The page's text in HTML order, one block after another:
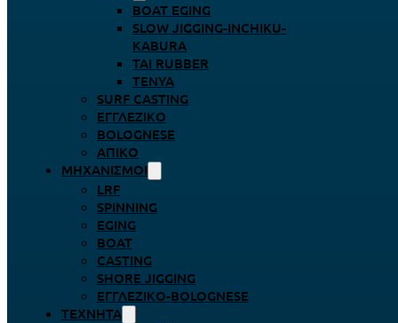
BOAT EGING
SLOW JIGGING-INCHIKU-
KABURA
TAI RUBBER
TENYA
SURF CASTING
ΕΓΓΛΈΖΙΚΟ
BOLOGNESE
ΑΠΊΚΟ
ΜΗΧΑΝΙΣΜΟΊ
LRF
SPINNING
EGING
BOAT
CASTING
SHORE JIGGING
ΕΓΓΛΈΖΙΚΟ-BOLOGNESE
ΤΕΧΝΗΤΆ